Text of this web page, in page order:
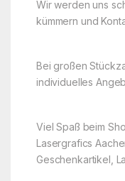
Wir werden uns
kümmern und
Bei großen
individuelles
Viel Spaß beim
Lasergrafics
Geschenkartikel,